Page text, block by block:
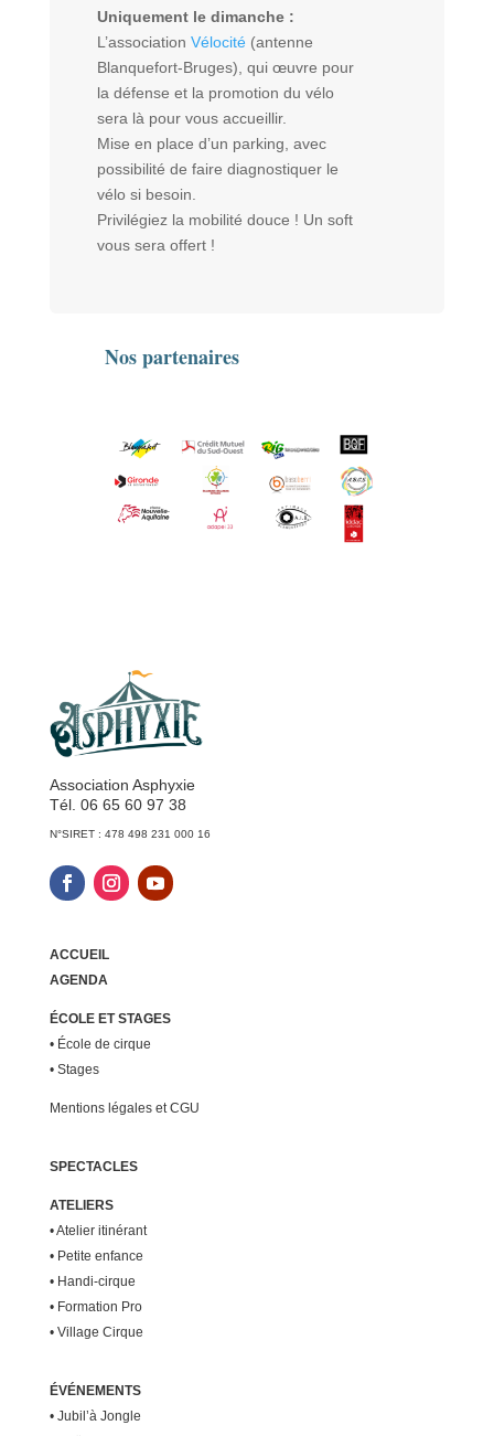
Uniquement le dimanche :
L’association Vélocité(antenne
Blanquefort-Bruges), qui œuvre pour
la défense et la promotion du vélo
sera là pour vous accueillir.
Mise en place d’un parking, avec
possibilité de faire diagnostiquer le
vélo si besoin.
Privilégiez la mobilité douce ! Un soft
vous sera offert !
Nos partenaires
Association Asphyxie
Tél. 06 65 60 97 38
N°SIRET : 478 498 231 000 16
ACCUEIL
AGENDA
ÉCOLE ET STAGES
• École de cirque
• Stages
Mentions légales et CGU
SPECTACLES
ATELIERS
•Atelier itinérant
• Petite enfance
• Handi-cirque
• Formation Pro
• Village Cirque
ÉVÉNEMENTS
• Jubil’à Jongle